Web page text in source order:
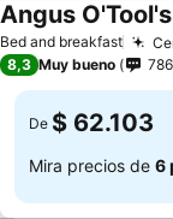
Bed and breakfast
Angus
8,3 Muy bueno 786
De $ 62.103
Mira precios de 6